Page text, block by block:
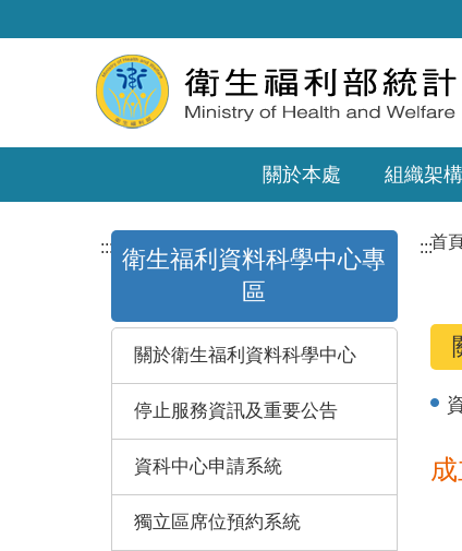
關於本處 組織架構
:::
衛生福利資料科學中心專
區
關於衛生福利資料科學中心
停止服務資訊及重要公告
資科中心申請系統
獨立區席位預約系統
:::首